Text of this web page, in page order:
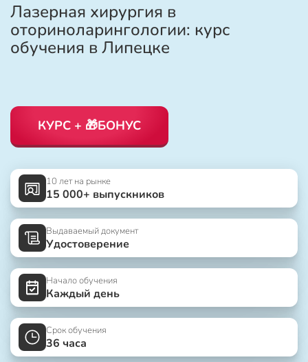
Лазерная хирургия в
оториноларингологии: курс
обучения в Липецке
КУРС + 🎁БОНУС
10 лет на рынке
15 000+ выпускников
Выдаваемый документ
Удостоверение
Начало обучения
Каждый день
Срок обучения
36 часа